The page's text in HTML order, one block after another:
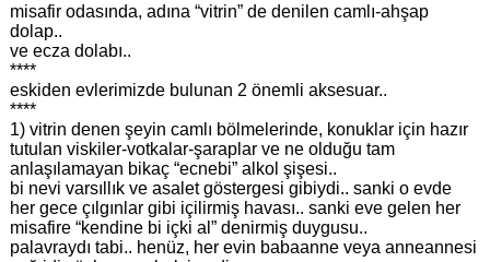
misafir odasında, adına “vitrin” de denilen camlı-ahşap
dolap..
ve ecza dolabı..
****
eskiden evlerimizde bulunan 2 önemli aksesuar..
****
1) vitrin denen şeyin camlı bölmelerinde, konuklar için hazır
tutulan viskiler-votkalar-şaraplar ve ne olduğu tam
anlaşılamayan bikaç “ecnebi” alkol şişesi..
bi nevi varsıllık ve asalet göstergesi gibiydi.. sanki o evde
her gece çılgınlar gibi içilirmiş havası.. sanki eve gelen her
misafire “kendine bi içki al” denirmiş duygusu..
palavraydı tabi.. henüz, her evin babaanne veya anneannesi